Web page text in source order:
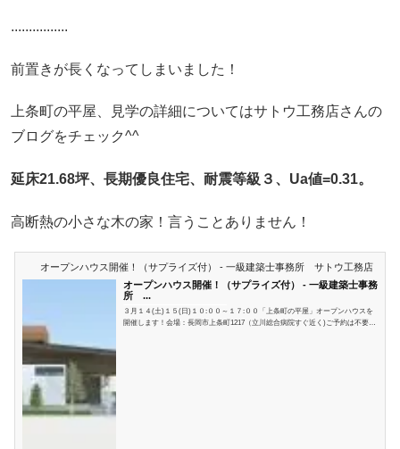
................
前置きが長くなってしまいました！
上条町の平屋、見学の詳細についてはサトウ工務店さんの
ブログをチェック^^
延床21.68坪、長期優良住宅、耐震等級３、Ua値=0.31。
高断熱の小さな木の家！言うことありません！
オープンハウス開催！（サプライズ付） - 一級建築士事務所 サトウ工務店
オープンハウス開催！（サプライズ付） - 一級建築士事務
所 ...
３月１４(土)１５(日)１０:００～１７:００「上条町の平屋」オープンハウスを
開催します！会場：長岡市上条町1217（立川総合病院すぐ近く)ご予約は不要で